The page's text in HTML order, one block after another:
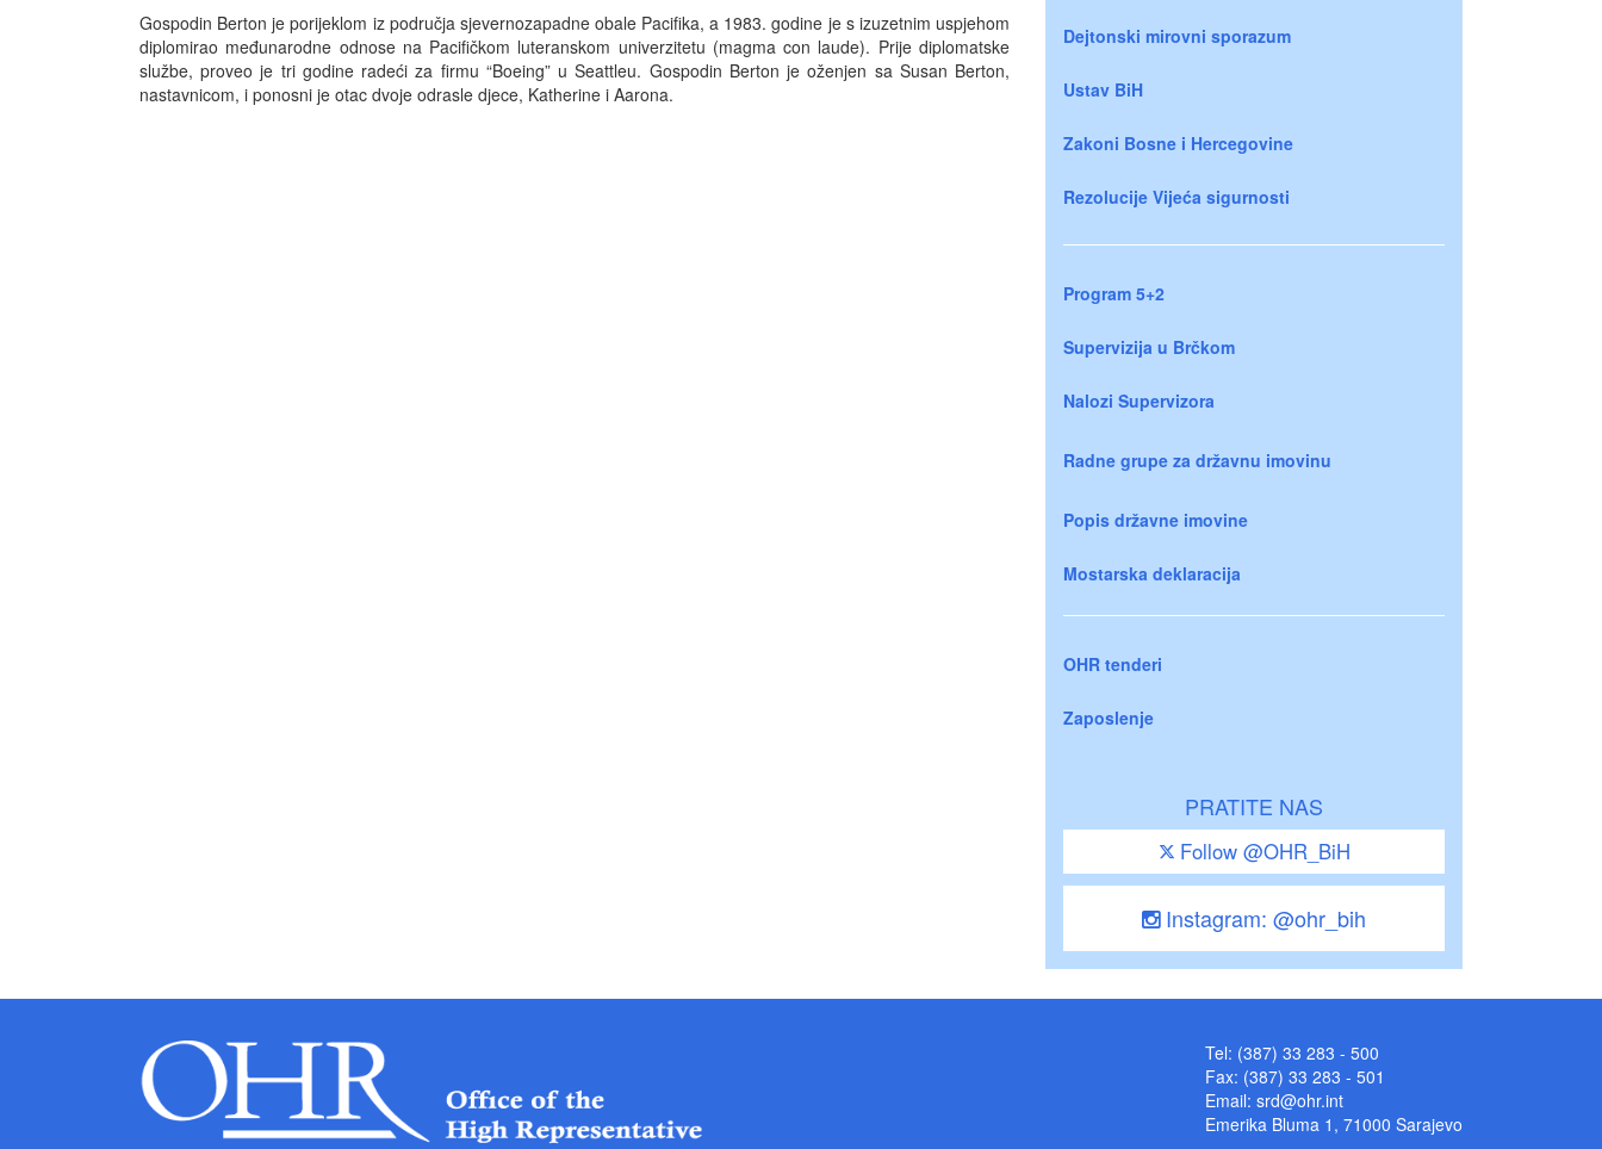
Gospodin Berton je porijeklom iz područja sjevernozapadne obale Pacifika, a 1983. godine je s izuzetnim uspjehom
diplomirao međunarodne odnose na Pacifičkom luteranskom univerzitetu (magma con laude). Prije diplomatske
službe, proveo je tri godine radeći za firmu “Boeing” u Seattleu. Gospodin Berton je oženjen sa Susan Berton,
nastavnicom, i ponosni je otac dvoje odrasle djece, Katherine i Aarona.
Dejtonski mirovni sporazum
Ustav BiH
Zakoni Bosne i Hercegovine
Rezolucije Vijeća sigurnosti
Program 5+2
Supervizija u Brčkom
Nalozi Supervizora
Radne grupe za državnu imovinu
Popis državne imovine
Mostarska deklaracija
OHR tenderi
Zaposlenje
PRATITE NAS
Follow @OHR_BiH
Instagram: @ohr_bih
Tel: (387) 33 283 - 500
Fax: (387) 33 283 - 501
Email: srd@ohr.int
Emerika Bluma 1, 71000 Sarajevo